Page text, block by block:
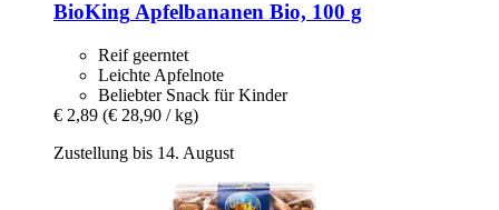
BioKingApfelbananen Bio, 100 g
Reif geerntet
Leichte Apfelnote
Beliebter Snack für Kinder
€ 2,89 (€ 28,90 / kg)
Zustellung bis 14. August